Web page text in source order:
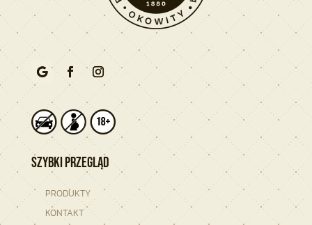
Szybki przegląd
PRODUKTY
KONTAKT